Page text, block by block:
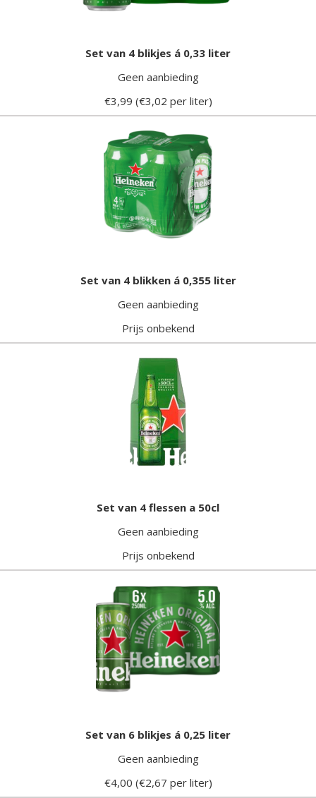
Set van 4 blikjes á 0,33 liter
Geen aanbieding
€3,99 (€3,02 per liter)
Set van 4 blikken á 0,355 liter
Geen aanbieding
Prijs onbekend
Set van 4 flessen a 50cl
Geen aanbieding
Prijs onbekend
Set van 6 blikjes á 0,25 liter
Geen aanbieding
€4,00 (€2,67 per liter)